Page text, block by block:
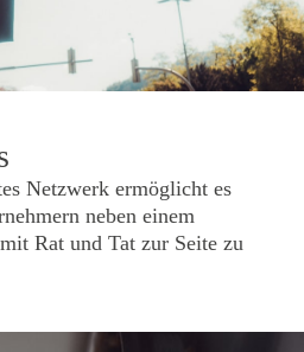
Netzwerk ermöglicht es
neben einem
Rat und Tat zur Seite zu